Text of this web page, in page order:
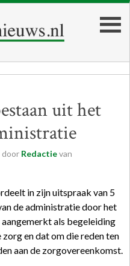
uit het
door Redactievan
in zijn uitspraak van 5
de administratie door het
als begeleiding
en dat om die reden ten
aan de zorgovereenkomst.